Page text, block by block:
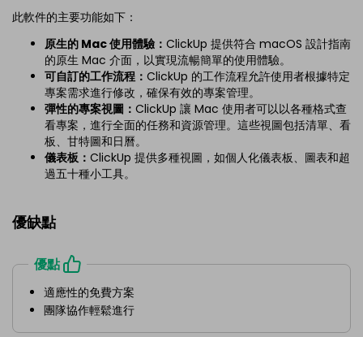
此軟件的主要功能如下：
原生的 Mac 使用體驗： ClickUp 提供符合 macOS 設計指南
的原生 Mac 介面，以實現流暢簡單的使用體驗。
可自訂的工作流程： ClickUp 的工作流程允許使用者根據特定
專案需求進行修改，確保有效的專案管理。
彈性的專案視圖： ClickUp 讓 Mac 使用者可以以各種格式查
看專案，進行全面的任務和資源管理。這些視圖包括清單、看
板、甘特圖和日曆。
儀表板： ClickUp 提供多種視圖，如個人化儀表板、圖表和超
過五十種小工具。
優缺點
優點
適應性的免費方案
團隊協作輕鬆進行